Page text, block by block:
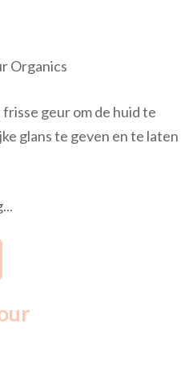
Organics
geur om de huid te
glans te geven en te laten